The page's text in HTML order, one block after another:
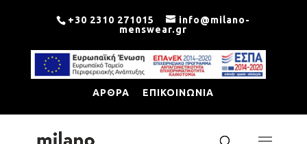
+30 2310 271015
info@milano-
menswear.gr
ΑΡΘΡΑ ΕΠΙΚΟΙΝΩΝΙΑ